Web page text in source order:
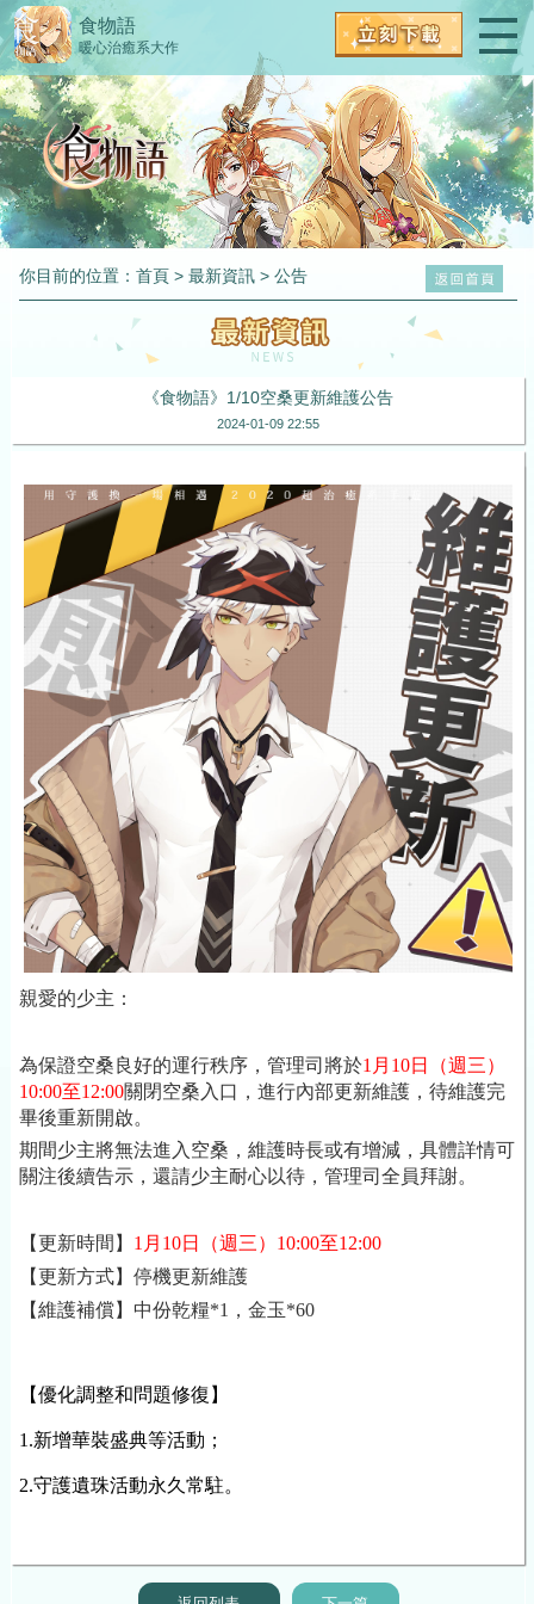
食物語
暖心治癒系大作
你目前的位置：首頁 >最新資訊 >公告
《食物語》1/10空桑更新維護公告
2024-01-09 22:55
親愛的少主：
為保證空桑良好的運行秩序，管理司將於1月10日
（週三）
10:00至12:00關閉空桑入口，進行內部更新維護，待維護完
畢後重新開啟。
期間少主將無法進入空桑，維護時長或有增減，具體詳情可
關注後續告示，還請少主耐心以待，管理司全員拜謝。
【更新時間】 1月10日
（週三）10:00至12:00
【更新方式】停機更新維護
【維護補償】中份乾糧*1，金玉*60
【優化調整和問題修復】
1.新增華裝盛典等活動；
2.守護遺珠活動永久常駐。